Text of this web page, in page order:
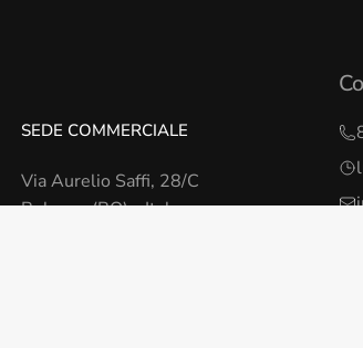
SEDE COMMERCIALE
Via Aurelio Saffi, 28/C
Bologna (BO) - Italy